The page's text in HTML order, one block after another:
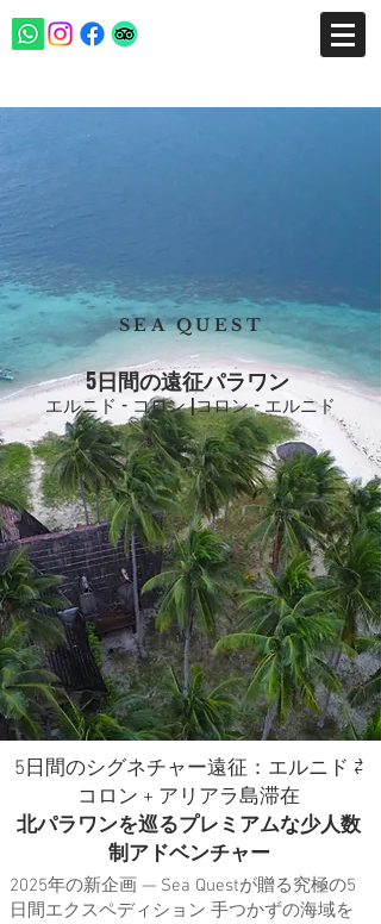
SEA QUEST
5日間の遠征パラワン
エルニド - コロン |コロン - エルニド
5日間のシグネチャー遠征：エルニド ⇄
コロン + アリアラ島滞在
北パラワンを巡るプレミアムな少人数
制アドベンチャー
2025年の新企画 — Sea Questが贈る究極の5
日間エクスペディション 手つかずの海域を